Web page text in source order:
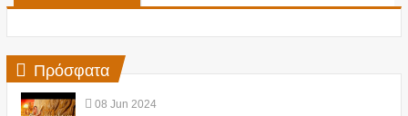
Πρόσφατα
08 Jun 2024